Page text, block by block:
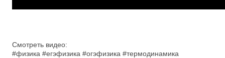
Смотреть видео:
#физика #егэфизика #огэфизика #термодинамика